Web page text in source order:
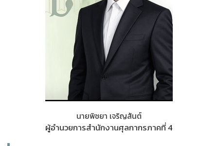
นายพิชยา เจริญสันต์
ผู้อำนวยการสำนักงานศุลกากรภาคที่ 4